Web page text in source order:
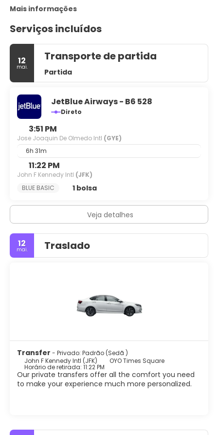
Mais informações
Serviços incluídos
12
mai.
Transporte de partida
Partida
JetBlue Airways - B6 528
Direto
3:51 PM
Jose Joaquin De Olmedo Intl (GYE)
6h 31m
11:22 PM
John F Kennedy Intl (JFK)
BLUE BASIC
1 bolsa
Veja detalhes
12
mai. Traslado
Transfer - Privado: Padrão (Sedã )
John F Kennedy Intl (JFK)
OYO Times Square
Horário de retirada: 11:22 PM
Our private transfers offer all the comfort you need
to make your experience much more personalized.